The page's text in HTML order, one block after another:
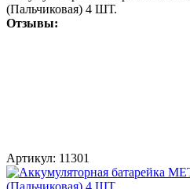
(Пальчиковая) 4 ШТ.
Отзывы:
Артикул: 11301